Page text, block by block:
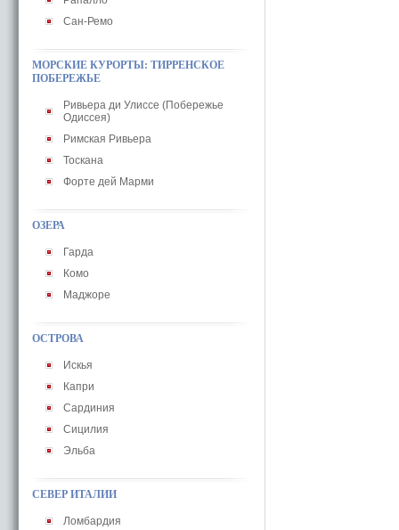
Сан-Ремо
МОРСКИЕ КУРОРТЫ: ТИРРЕНСКОЕ
ПОБЕРЕЖЬЕ
Ривьера ди Улиссе (Побережье
Одиссея)
Римская Ривьера
Тоскана
Форте дей Марми
ОЗЕРА
Гарда
Комо
Маджоре
ОСТРОВА
Искья
Капри
Сардиния
Сицилия
Эльба
СЕВЕР ИТАЛИИ
Ломбардия